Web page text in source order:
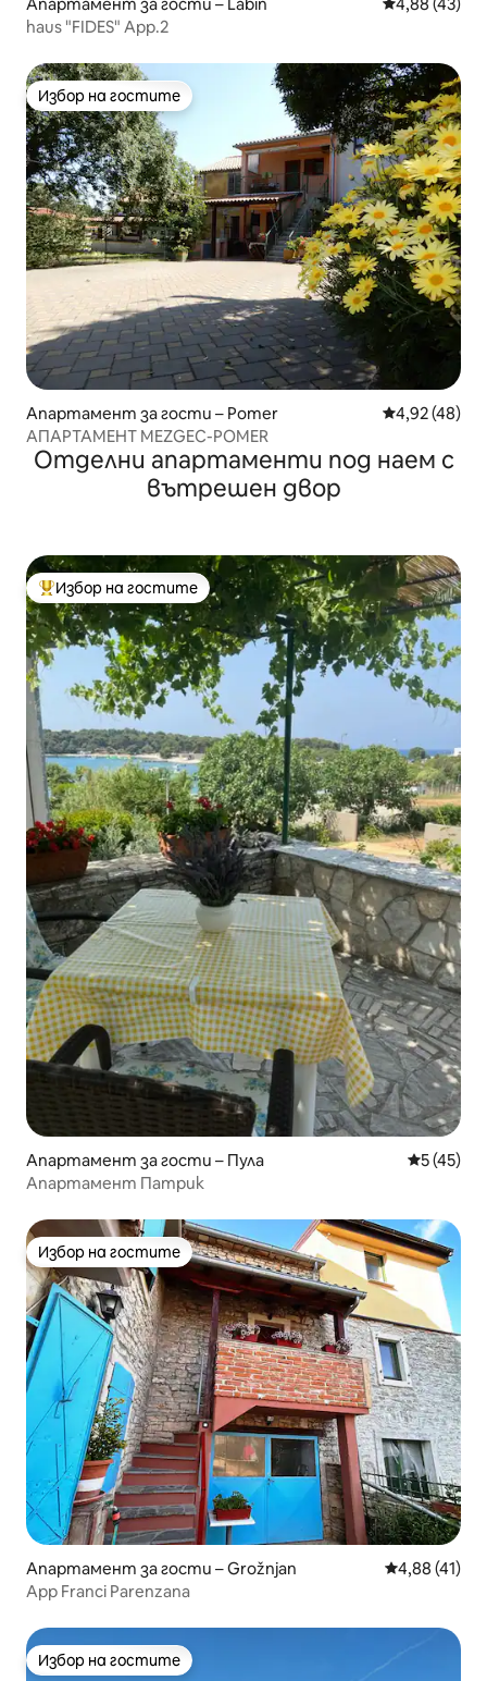
haus "FIDES" App.2
Избор на гостите
Избор на гостите
Апартамент за гости – Pomer Средна
4,92 (48)
АПАРТАМЕНТ MEZGEC-POMER
Отделни апартаменти под наем с
вътрешен двор
Най-популярен избор на гостите
Избор на гостите
Апартамент за гости – Пула Средна
5 (45)
Апартамент Патрик
Избор на гостите
Избор на гостите
Апартамент за гости – Grožnjan Средна
4,88 (41)
App Franci Parenzana
Избор на гостите
Избор на гостите